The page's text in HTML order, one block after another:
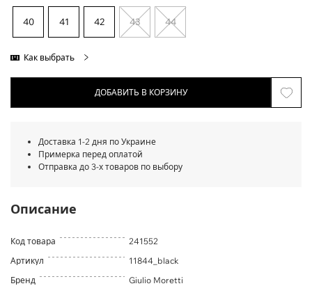
40 41 42 43 44
Как выбрать
ДОБАВИТЬ В КОРЗИНУ
Доставка 1-2 дня по Украине
Примерка перед оплатой
Отправка до 3-х товаров по выбору
Описание
Код товара
241552
Артикул
11844_black
Бренд
Giulio Moretti